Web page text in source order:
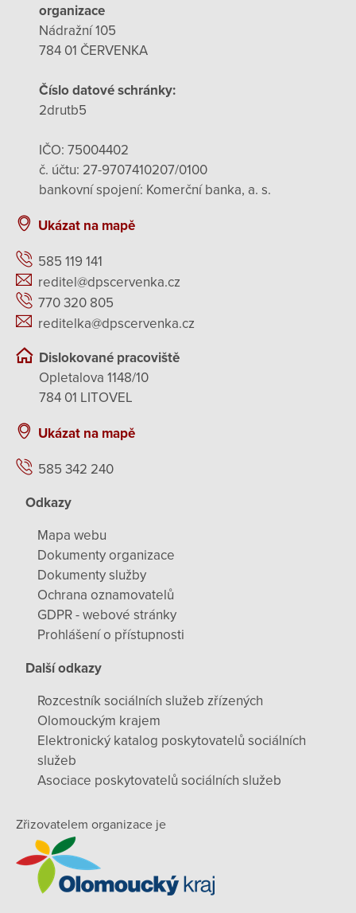
organizace
Nádražní 105
784 01 ČERVENKA
Číslo datové schránky:
2drutb5
IČO: 75004402
č. účtu: 27-9707410207/0100
bankovní spojení: Komerční banka, a. s.
Ukázat na mapě
585 119 141
reditel@dpscervenka.cz
770 320 805
reditelka@dpscervenka.cz
Dislokované pracoviště
Opletalova 1148/10
784 01 LITOVEL
Ukázat na mapě
585 342 240
Odkazy
Mapa webu
Dokumenty organizace
Dokumenty služby
Ochrana oznamovatelů
GDPR - webové stránky
Prohlášení o přístupnosti
Další odkazy
Rozcestník sociálních služeb zřízených
Olomouckým krajem
Elektronický katalog poskytovatelů sociálních
služeb
Asociace poskytovatelů sociálních služeb
Zřizovatelem organizace je